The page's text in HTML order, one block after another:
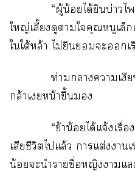
“ผู้น้อยได้ยินบ่าว
ใหญ่เลี้ยงดูาใคุณหนูเล็
ใใต้หล้า ไม่ยินยอมะ
ท่ามกลางาเงี
กล้าเหน้าขึ้น
“ข้าน้อยได้แจ้งเรื่
เสียชีวิตไแล้ว าแต่งา
น้อยะนำรายชื่อหญิงาแ